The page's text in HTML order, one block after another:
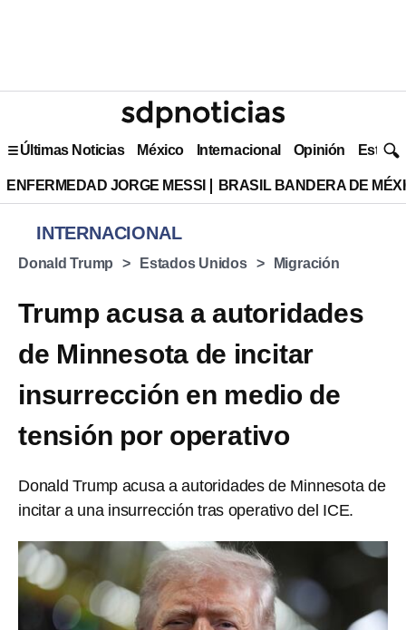
Últimas Noticias México Internacional Opinión Estilo
ENFERMEDAD JORGE MESSI BRASIL BANDERA DE
INTERNACIONAL
Donald Trump Estados Unidos Migración
Trump acusa a autoridades
de Minnesota de incitar
insurrección en medio de
tensión por operativo
Donald Trump acusa a autoridades de Minnesota de
incitar a una insurrección tras operativo del ICE.